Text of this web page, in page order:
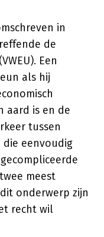
in
de
Een
als hij
aard is en de
tussen
eenvoudig
meest
onderwerp zijn
recht wil